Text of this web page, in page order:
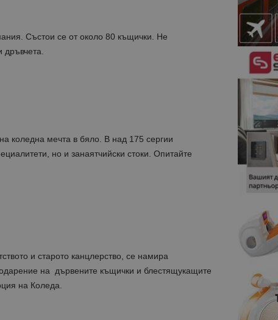
Състои се от около 80 къщички. Не
дръвчета.
коледна мечта в бяло. В над 175 сергии
но и занаятчийски стоки. Опитайте
и старото канцлерство, се намира
на дървените къщички и блестящукащите
на Коледа.